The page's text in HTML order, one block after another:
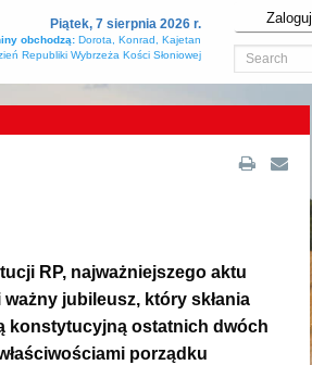
Piątek, 7 sierpnia 2026 r.
obchodzą: Dorota, Konrad, Kajetan
Republiki Wybrzeża Kości Słoniowej
Zaloguj
RP, najważniejszego aktu
jubileusz, który skłania
konstytucyjną ostatnich dwóch
porządku